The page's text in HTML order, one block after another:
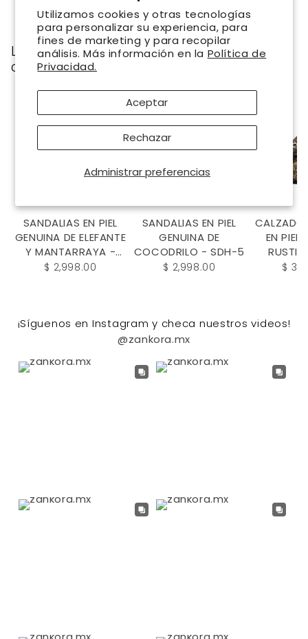
Utilizamos cookies y otras tecnologías
para personalizar su experiencia, para
fines de marketing y para recopilar
análisis. Más información en la Política de
Privacidad.
Administrar preferencias
Aceptar
Rechazar
Los clientes que compraron esto también
compraron
SANDALIAS EN PIEL
GENUINA DE ELEFANTE
Y MANTARRAYA -
SDH896D
$ 2,998.00
SANDALIAS EN PIEL
GENUINA DE
COCODRILO - SDH-5
$ 2,998.00
CALZADO
EN PIEL
$
¡Síguenos en Instagram y checa nuestros videos!
@zankora.mx